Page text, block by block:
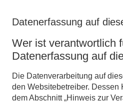
Datenerfassung auf
Wer ist verantwortlich
Datenerfassung auf
Die Datenverarbeitung auf
den Websitebetreiber. Dessen
dem Abschnitt „Hinweis zur